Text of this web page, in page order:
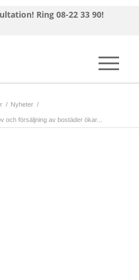
Ring 08-22 33 90!
/ Nyheter /
och försäljning av bostäder ökar...